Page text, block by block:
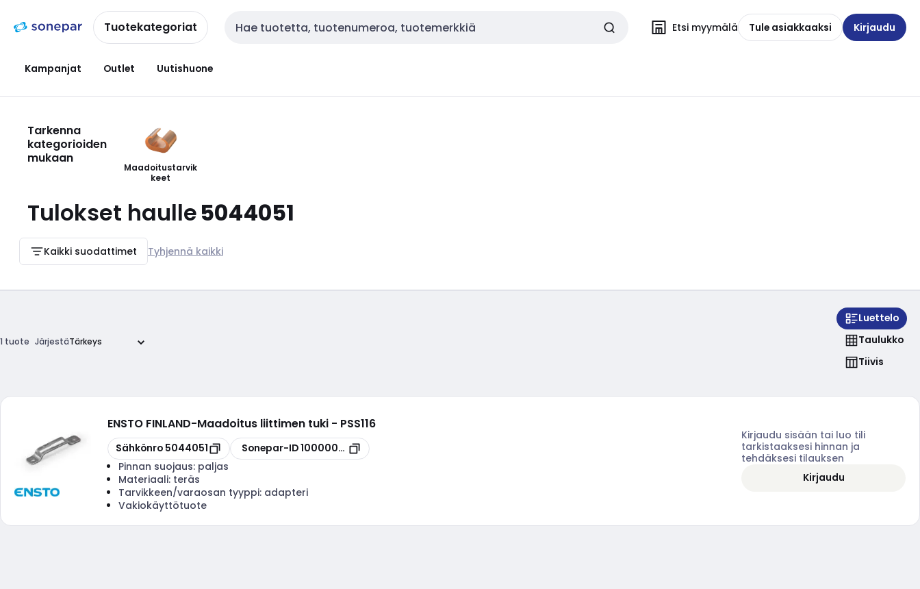
navigointiinsisältöönTuotekategoriat Haku Etsi myymälä Tule asiakkaaksi Kirjaudu
Kampanjat Outlet Uutishuone
Tarkenna
kategorioiden
mukaan
Maadoitustarvik
keet
Tulokset haulle5044051
Kaikki suodattimet Tyhjennä kaikki
1 tuote Järjestä
Luettelo
Taulukko
Tiivis
ENSTO FINLAND-Maadoitus liittimen tuki - PSS116
Kopioi
Sähkönro 5044051 Kopioi
Sonepar-ID100000058
Pinnan suojaus: paljas
Materiaali: teräs
Tarvikkeen/varaosan tyyppi: adapteri
Vakiokäyttötuote
Kirjaudu sisään tai luo tili
tarkistaaksesi hinnan ja
tehdäksesi tilauksen
Kirjaudu